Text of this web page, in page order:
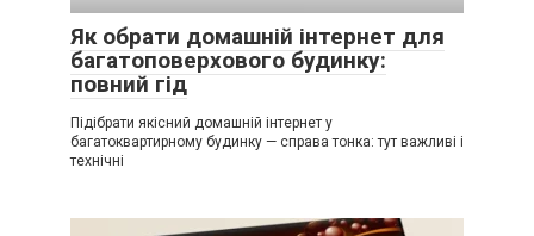
Як обрати домашній інтернет для
багатоповерхового будинку:
повний гід
Підібрати якісний домашній інтернет у
багатоквартирному будинку — справа тонка: тут важливі і
технічні